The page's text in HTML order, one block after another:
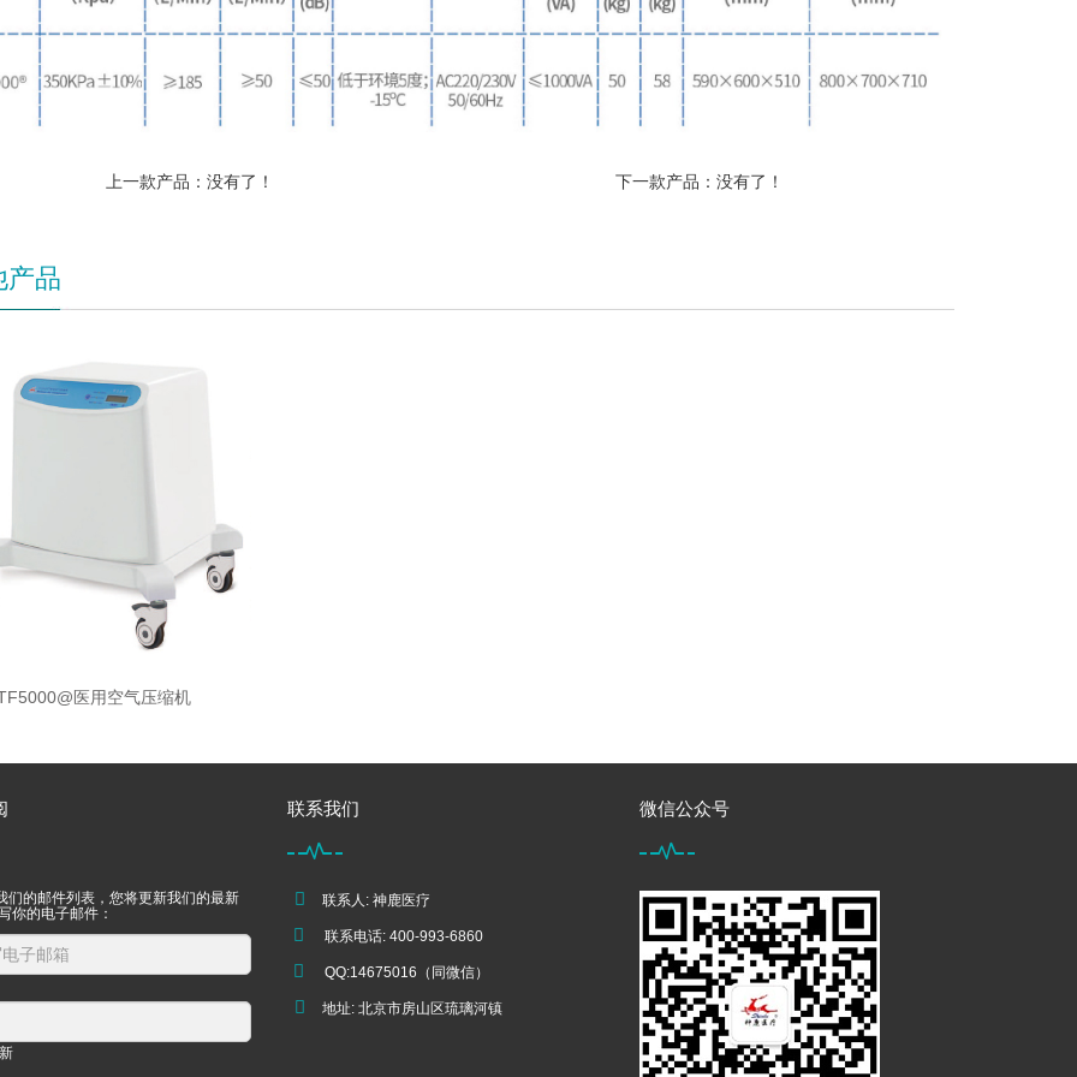
上一款产品：没有了！ 下一款产品：没有了！
产品
医用空气压缩机
们的邮件列表，您将更新我们的最新
你的电子邮件：
联系我们
联系人: 神鹿医疗
联系电话: 400-993-6860
QQ:14675016（同微信）
地址: 北京市房山区琉璃河镇
微信公众号